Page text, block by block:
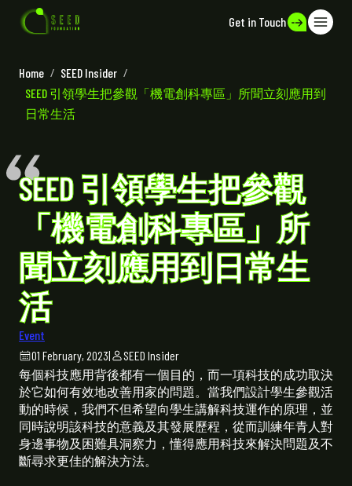
Get in Touch
Home / SEED Insider /
SEED 引領學生把參觀「機電創科專區」所聞立刻應用到
日常生活
SEED 引領學生把參觀
「機電創科專區」所
聞立刻應用到日常生
活
Event
01 February, 2023| SEED Insider
每個科技應用背後都有一個目的，而一項科技的成功取決
於它如何有效地改善用家的問題。當我們設計學生參觀活
動的時候，我們不但希望向學生講解科技運作的原理，並
同時說明該科技的意義及其發展歷程，從而訓練年青人對
身邊事物及困難具洞察力，懂得應用科技來解決問題及不
斷尋求更佳的解決方法。